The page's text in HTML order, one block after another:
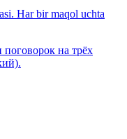
Har bir maqol uchta
на трёх